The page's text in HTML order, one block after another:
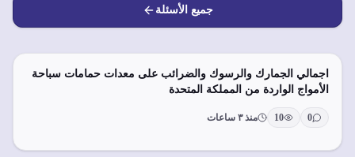
جميع الأسئلة
اجمالي الجمارك والرسوك والضرائب على معدات حمامات سباحة
الأمواج الواردة من المملكة المتحدة
0
10 منذ ٣ ساعات